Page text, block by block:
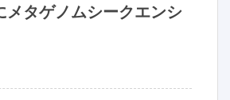
タゲノムシークエンシ